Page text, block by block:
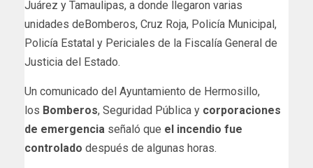
Juárez y Tamaulipas, a donde llegaron varias
unidades deBomberos, Cruz Roja, Policía Municipal,
Policía Estatal y Periciales de la Fiscalía General de
Justicia del Estado.
Un comunicado del Ayuntamiento de Hermosillo,
los Bomberos, Seguridad Pública y corporaciones
de emergencia señaló que el incendio fue
controlado después de algunas horas.